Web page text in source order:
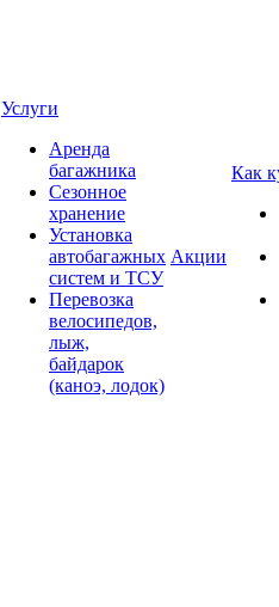
Услуги
Аренда
багажника
Сезонное
хранение
Установка
автобагажных
систем и ТСУ
Перевозка
велосипедов,
лыж,
байдарок
(каноэ, лодок)
Акции
Как